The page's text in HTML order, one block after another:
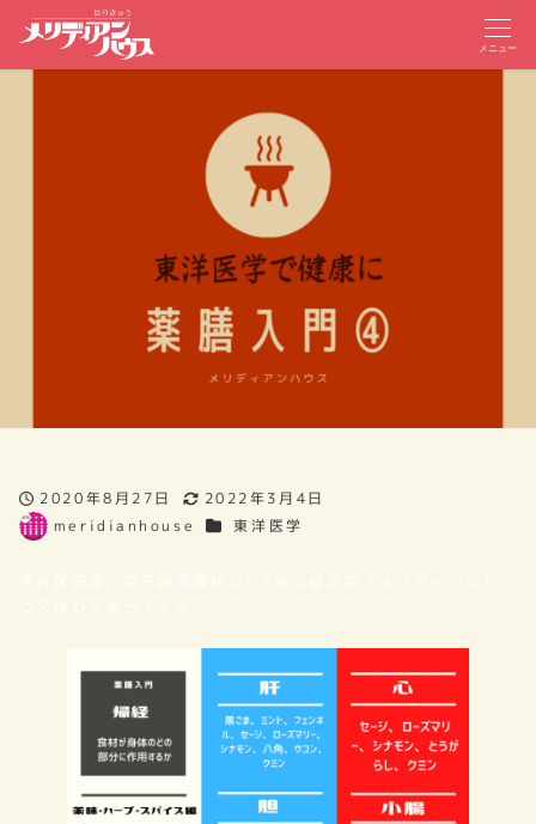
メニュー
投稿日
2020年8月27日
更新日
2022年3月4日
著
meridianhouse カテゴリー
東洋医学